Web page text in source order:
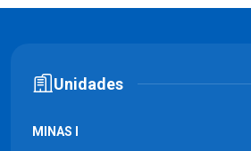
Unidades
MINAS I